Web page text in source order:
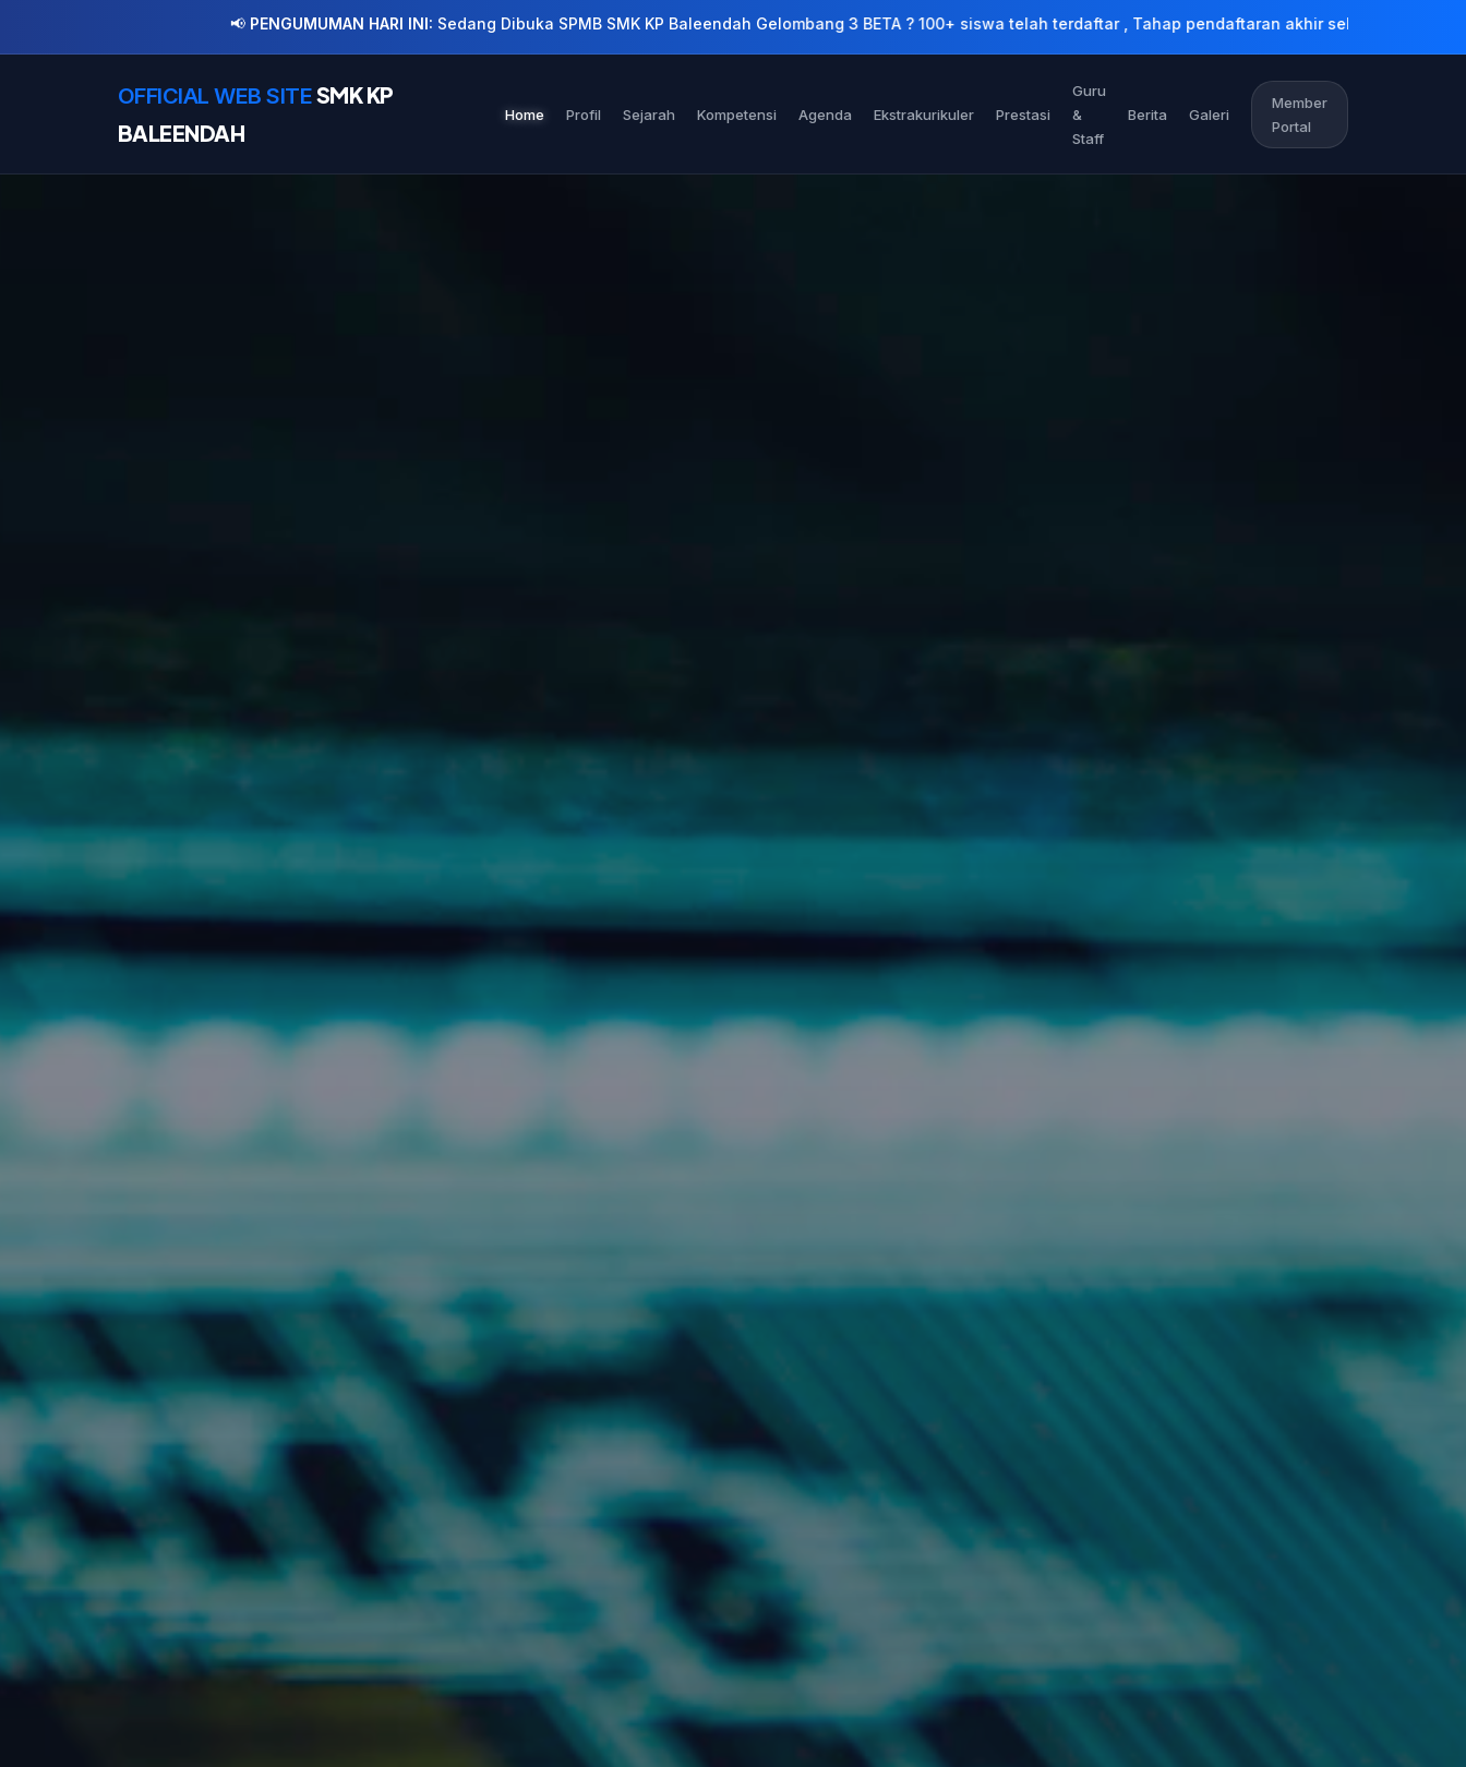
Sedang Dibuka SPMB SMK KP Baleendah Gelombang 3 BETA ? 100+ siswa telah terdaftar , Tahap pendaftaran akhir selama kuota kursi masih tersedia.
OFFICIAL WEB SITESMK KP
BALEENDAH
Home Profil Sejarah Kompetensi Agenda Ekstrakurikuler Prestasi
Guru
&
Staff
Berita Galeri
Member
Portal